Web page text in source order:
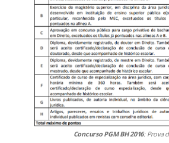
Concurso PGM BH 2016: Prova